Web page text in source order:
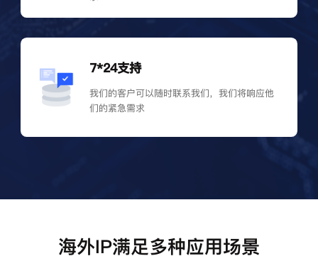
7*24支持
我们的客户可以随时联系我们，我们将响应他
们的紧急需求
海外IP满足多种应用场景